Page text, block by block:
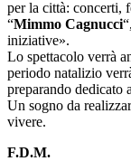
per la città: concerti,
“Mimmo Cagnucci
iniziative».
Lo spettacolo verrà
periodo natalizio
preparando dedicato
Un sogno da
vivere.
F.D.M.